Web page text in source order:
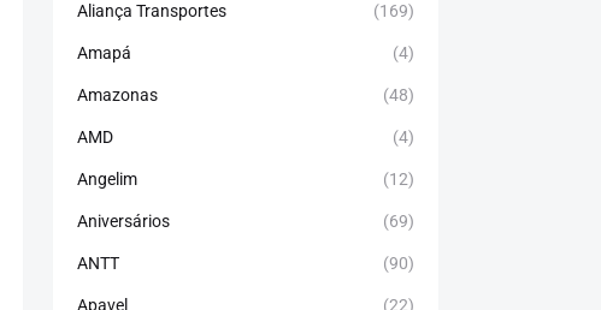
Aliança Transportes (169)
Amapá (4)
Amazonas (48)
AMD (4)
Angelim (12)
Aniversários (69)
ANTT (90)
Apavel (22)